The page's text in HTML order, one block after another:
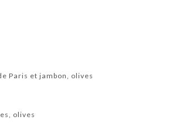
Paris et jambon, olives
olives